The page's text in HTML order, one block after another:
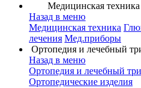
Медицинская техника
Назад в меню
Медицинская техника
лечения Мед.приборы
Ортопедия и лечебный
Назад в меню
Ортопедия и лечебный
Ортопедические изделия